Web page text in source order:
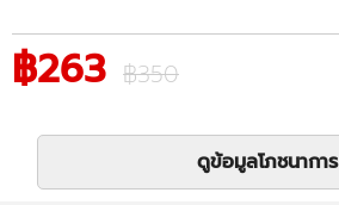
฿263 ฿350
ดูข้อมูลโภชนาการ